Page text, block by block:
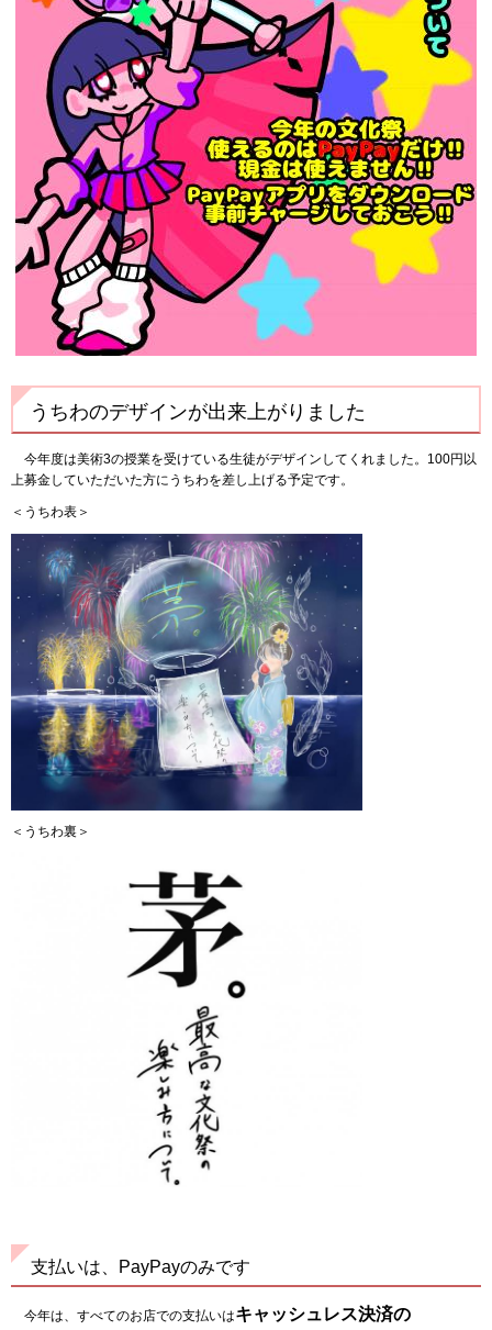
うちわのデザインが出来上がりました
今年度は美術3の授業を受けている生徒がデザインしてくれました。100円以
上募金していただいた方にうちわを差し上げる予定です。
＜うちわ表＞
＜うちわ裏＞
支払いは、PayPayのみです
今年は、すべてのお店での支払いはキャッシュレス決済の